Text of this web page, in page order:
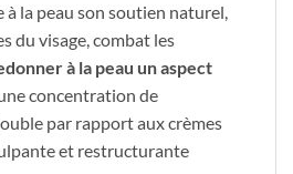
la peau son soutien naturel,
du visage, combat les
à la peau un aspect
concentration de
par rapport aux crèmes
et restructurante